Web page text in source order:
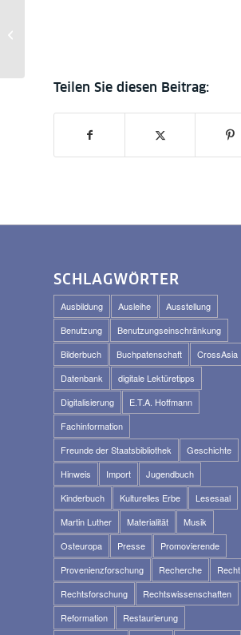
SCHLAGWÖRTER
Ausbildung Ausleihe
Ausstellung
Benutzung
Benutzungseinschränkung
Bilderbuch
Buchpatenschaft
CrossAsia
Datenbank
digitale Lektüretipps
Digitalisierung
E.T.A. Hoffmann
Fachinformation
Freunde der Staatsbibliothek
Geschichte
Hinweis
Import
Jugendbuch
Kinderbuch
Kulturelles Erbe
Lesesaal
Martin Luther
Materialität
Musik
Osteuropa
Presse
Promovierende
Provenienzforschung
Recherche
Recht
Rechtsforschung
Rechtswissenschaften
Reformation
Restaurierung